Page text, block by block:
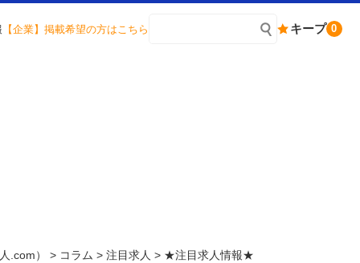
【企業】掲載希望の方はこちら キープ 0
.com） > コラム > 注目求人 > ★注目求人情報★